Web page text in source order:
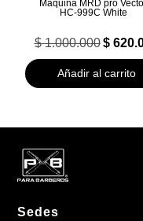
Maquina MRD pro
HC‑999C White
$1.000.000 El
precio
original
era:
$
Añadir al carrito
Sedes